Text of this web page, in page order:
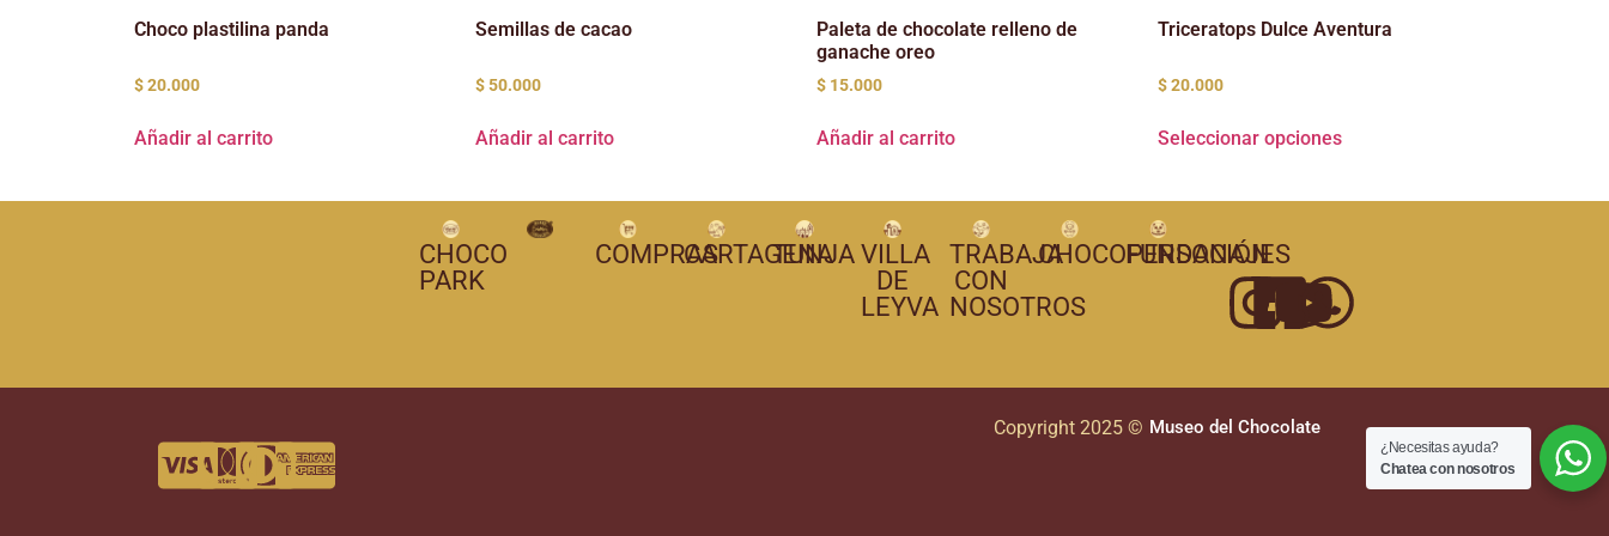
Choco plastilina panda
$20.000
Añadir al carrito
Semillas de cacao
$50.000
Añadir al carrito
Paleta de chocolate relleno de
ganache oreo
$ 15.000
Añadir al carrito
Triceratops Dulce Aventura
$20.000
Seleccionar opciones
CHOCO
PARK
COMPRASCARTAGENA
TUNJA VILLA
DE
LEYVA
TRABAJA
CON
NOSOTROS
CHOCOPERSONAJES
FUNDACIÓN
Copyright 2025 © Museo del Chocolate
¿Necesitas ayuda?
Chatea con nosotros